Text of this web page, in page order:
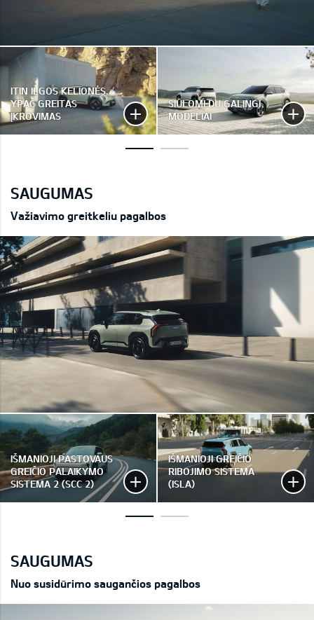
ITIN ILGOS KELIONĖS.
YPAČ GREITAS
ĮKROVIMAS
SIŪLOMI DU GALINGI
MODELIAI
SAUGUMAS
Važiavimo greitkeliu pagalbos
IŠMANIOJI PASTOVAUS
GREIČIO PALAIKYMO
SISTEMA 2 (SCC 2)
IŠMANIOJI GREIČIO
RIBOJIMO SISTEMA
(ISLA)
SAUGUMAS
Nuo susidūrimo saugančios pagalbos